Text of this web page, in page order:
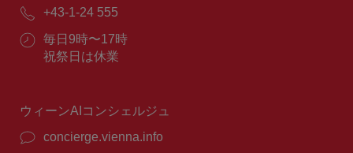
ー
ル：
電
番
号：
+43-1-24 555
営
業
毎日9時〜17時
祝祭日は休業
ウィーンAIコンシェルジュ
concierge.vienna.info